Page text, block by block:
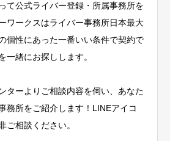
て公式ライバー登録・所属事務所を
ワークスはライバー事務所日本最大
個性にあった一番いい条件で契約で
一緒にお探しします。
ターよりご相談内容を伺い、あなた
務所をご紹介します！LINEアイコ
ご相談ください。